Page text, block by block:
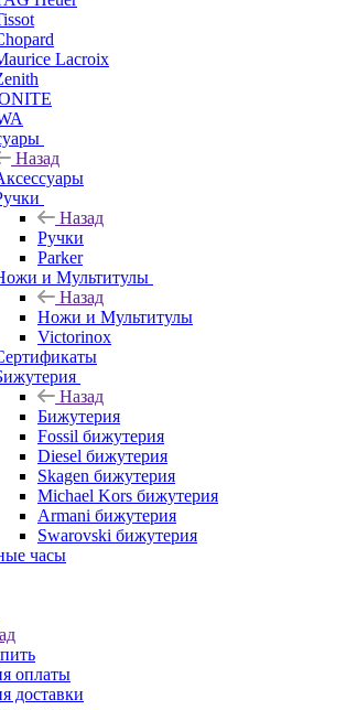
Lacroix
Назад
Назад
Ручки
Parker
и Мультитулы
Назад
Ножи и Мультитулы
Victorinox
Назад
Бижутерия
Fossil бижутерия
Diesel бижутерия
Skagen бижутерия
Michael Kors бижутерия
Armani бижутерия
Swarovski бижутерия
часы
оплаты
доставки